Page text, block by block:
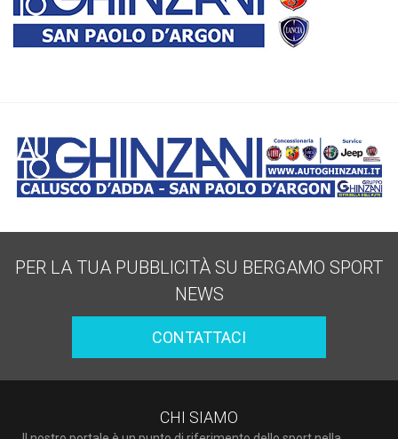
PER LA TUA PUBBLICITÀ SU BERGAMO SPORT
NEWS
CONTATTACI
CHI SIAMO